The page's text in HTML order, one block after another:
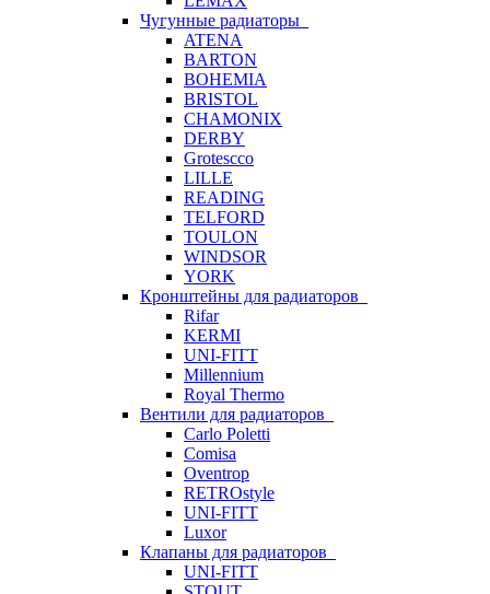
Чугунные радиаторы
ATENA
BARTON
BOHEMIA
BRISTOL
CHAMONIX
DERBY
Grotescco
LILLE
READING
TELFORD
TOULON
WINDSOR
YORK
Кронштейны для радиаторов
Rifar
KERMI
UNI-FITT
Millennium
Royal Thermo
Вентили для радиаторов
Carlo Poletti
Comisa
Oventrop
RETROstyle
UNI-FITT
Luxor
Клапаны для радиаторов
UNI-FITT